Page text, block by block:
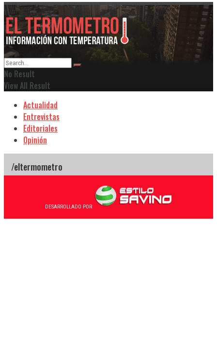
No Result
View All Result
Actualidad
Entrevistas
Editoriales
Opinión
DESARROLLADO POR